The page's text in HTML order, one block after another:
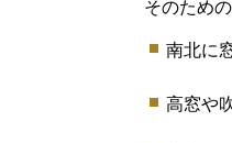
そのため
南北に
高窓や